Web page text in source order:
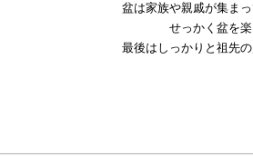
盆は家族や親戚が集ま
せっかく盆を
最後はしっかりと祖先